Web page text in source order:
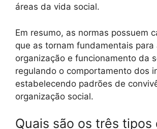
áreas da vida social.
Em resumo, as normas possuem
que as tornam fundamentais para
organização e funcionamento da
regulando o comportamento dos
estabelecendo padrões de
organização social.
Quais são os três tipos